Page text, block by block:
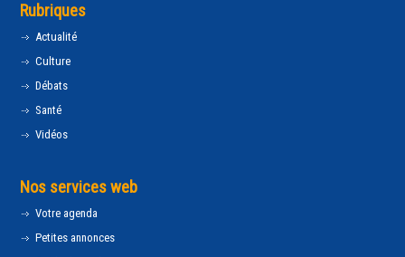
Rubriques
Actualité
Culture
Débats
Santé
Vidéos
Nos services web
Votre agenda
Petites annonces